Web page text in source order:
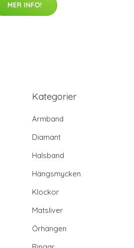
MER INFO!
Kategorier
Armband
Diamant
Halsband
Hängsmycken
Klockor
Matsliver
Örhängen